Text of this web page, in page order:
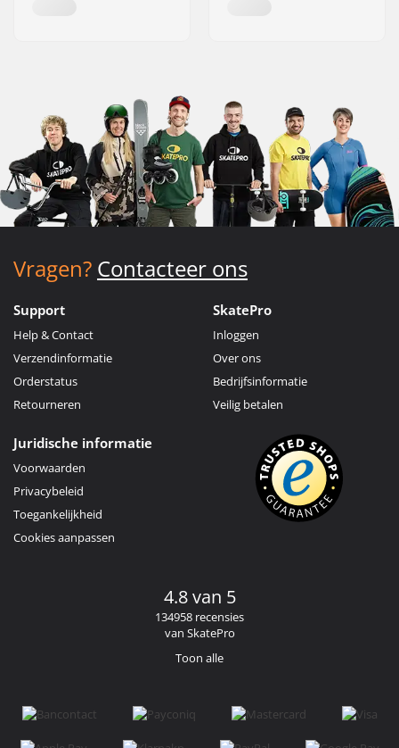
Vragen? Contacteer ons
Support
Help & Contact
Verzendinformatie
Orderstatus
Retourneren
SkatePro
Inloggen
Over ons
Bedrijfsinformatie
Veilig betalen
Juridische informatie
Voorwaarden
Privacybeleid
Toegankelijkheid
Cookies aanpassen
4.8 van 5
134958 recensies
van SkatePro
Toon alle